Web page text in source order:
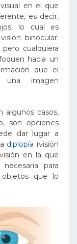
en el que
es decir,
lo cual es
binocular.
pero cualquiera
hacia un
que el
una imagen
algunos casos,
son opciones
dar lugar a
diplopía (visión
en la que
para
que lo